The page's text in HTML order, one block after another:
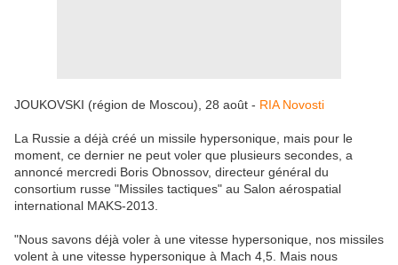
JOUKOVSKI (région de Moscou), 28 août - RIA Novosti
La Russie a déjà créé un missile hypersonique, mais pour le
moment, ce dernier ne peut voler que plusieurs secondes, a
annoncé mercredi Boris Obnossov, directeur général du
consortium russe "Missiles tactiques" au Salon aérospatial
international MAKS-2013.
"Nous savons déjà voler à une vitesse hypersonique, nos missiles
volent à une vitesse hypersonique à Mach 4,5. Mais nous